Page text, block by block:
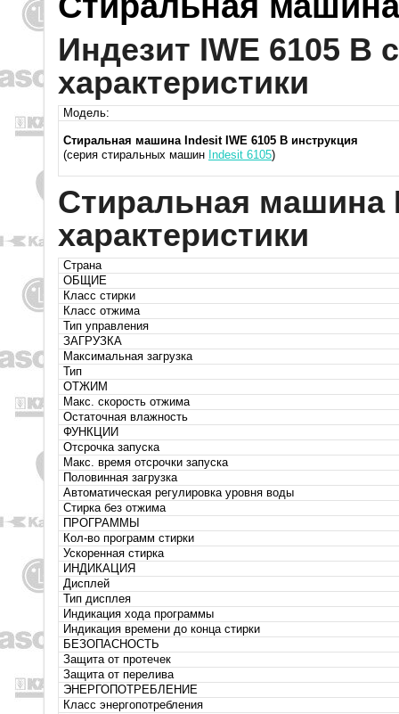
Индезит IWE 6105 B
характеристики
Модель:
Стиральная машина Indesit IWE 6105 B инструкция
(серия стиральных машин Indesit 6105)
Стиральная машина
характеристики
Страна
ОБЩИЕ
Класс стирки
Класс отжима
Тип управления
ЗАГРУЗКА
Максимальная загрузка
Тип
ОТЖИМ
Макс. скорость отжима
Остаточная влажность
ФУНКЦИИ
Отсрочка запуска
Макс. время отсрочки запуска
Половинная загрузка
Автоматическая регулировка уровня воды
Стирка без отжима
ПРОГРАММЫ
Кол-во программ стирки
Ускоренная стирка
ИНДИКАЦИЯ
Дисплей
Тип дисплея
Индикация хода программы
Индикация времени до конца стирки
БЕЗОПАСНОСТЬ
Защита от протечек
Защита от перелива
ЭНЕРГОПОТРЕБЛЕНИЕ
Класс энергопотребления